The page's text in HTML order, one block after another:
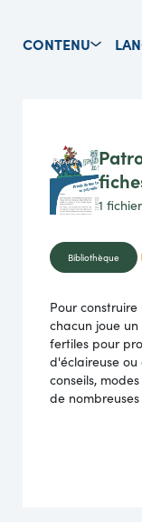
CONTENU
1 fichier
Bibliothèque
Pour
chacun joue
fertiles pour
d'éclaireuse ou
conseils,
de